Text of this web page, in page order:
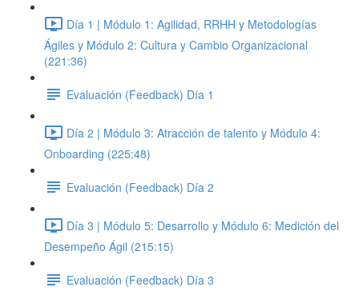
Día 1 | Módulo 1: Agilidad, RRHH y Metodologías
Ágiles y Módulo 2: Cultura y Cambio Organizacional
(221:36)
Evaluación (Feedback) Día 1
Día 2 | Módulo 3: Atracción de talento y Módulo 4:
Onboarding (225:48)
Evaluación (Feedback) Día 2
Día 3 | Módulo 5: Desarrollo y Módulo 6: Medición del
Desempeño Ágil (215:15)
Evaluación (Feedback) Día 3